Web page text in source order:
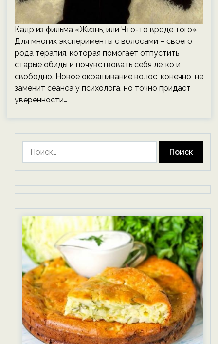
Кадр из фильма «Жизнь, или Что-то вроде того»
Для многих эксперименты с волосами – своего
рода терапия, которая помогает отпустить
старые обиды и почувствовать себя легко и
свободно. Новое окрашивание волос, конечно, не
заменит сеанса у психолога, но точно придаст
уверенности…